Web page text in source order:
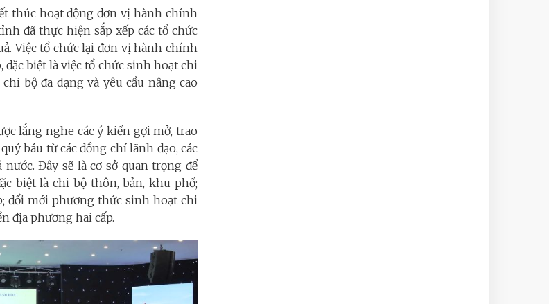
thúc hoạt động đơn vị hành chính
đã thực hiện sắp xếp các tổ chức
Việc tổ chức lại đơn vị hành chính
đặc biệt là việc tổ chức sinh hoạt chi
bộ đa dạng và yêu cầu nâng cao
lắng nghe các ý kiến gợi mở, trao
báu từ các đồng chí lãnh đạo, các
Đây sẽ là cơ sở quan trọng để
biệt là chi bộ thôn, bản, khu phố;
đổi mới phương thức sinh hoạt chi
địa phương hai cấp.